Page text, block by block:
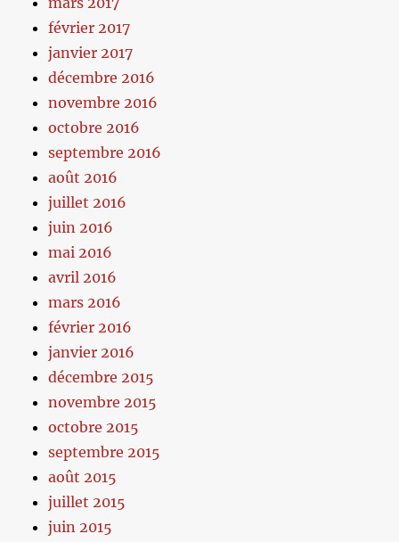
février 2017
janvier 2017
décembre 2016
novembre 2016
octobre 2016
septembre 2016
août 2016
juillet 2016
juin 2016
mai 2016
avril 2016
mars 2016
février 2016
janvier 2016
décembre 2015
novembre 2015
octobre 2015
septembre 2015
août 2015
juillet 2015
juin 2015